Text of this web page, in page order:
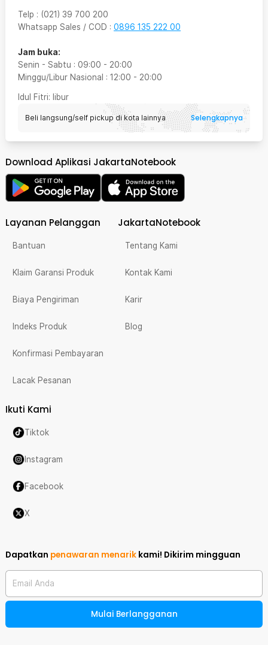
Telp : (021) 39 700 200
Whatsapp Sales / COD : 0896 135 222 00
Jam buka:
Senin - Sabtu : 09:00 - 20:00
Minggu/Libur Nasional : 12:00 - 20:00
Idul Fitri: libur
Beli langsung/self pickup di kota lainnya Selengkapnya
Download Aplikasi JakartaNotebook
Layanan Pelanggan
Bantuan
Klaim Garansi Produk
Biaya Pengiriman
Indeks Produk
Konfirmasi Pembayaran
Lacak Pesanan
JakartaNotebook
Tentang Kami
Kontak Kami
Karir
Blog
Ikuti Kami
Tiktok
Instagram
Facebook
X
Dapatkan penawaran menarik kami! Dikirim mingguan
Email Anda
Mulai Berlangganan